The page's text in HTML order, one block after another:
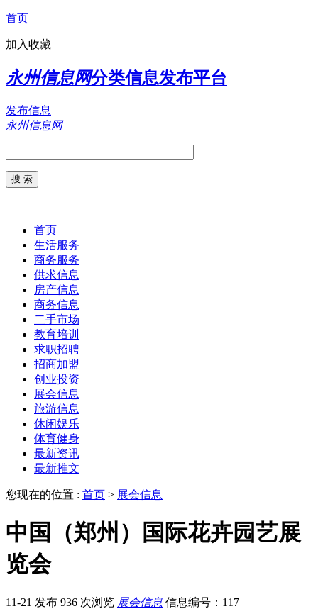
首页
加入收藏
永州信息网分类信息发布平台
发布信息
永州信息网
首页
生活服务
商务服务
供求信息
房产信息
商务信息
二手市场
教育培训
求职招聘
招商加盟
创业投资
展会信息
旅游信息
休闲娱乐
体育健身
最新资讯
最新推文
您现在的位置 : 首页 > 展会信息
中国（郑州）国际花卉园艺展
览会
11-21 发布 936 次浏览 展会信息 信息编号：117